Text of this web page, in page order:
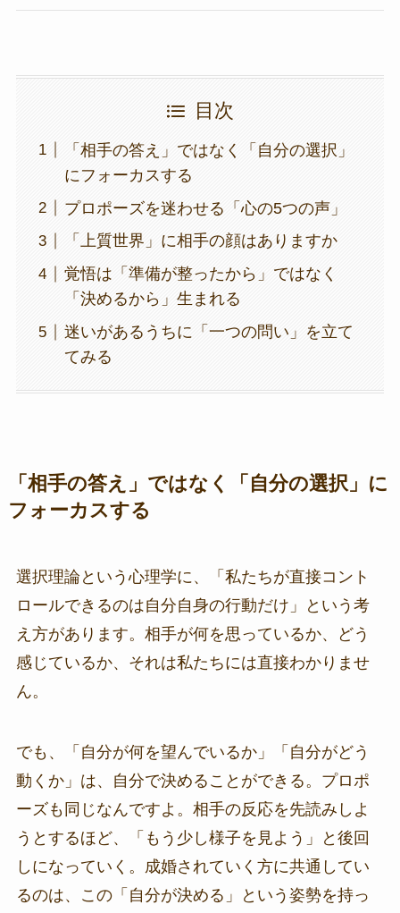
目次
「相手の答え」ではなく「自分の選択」
にフォーカスする
プロポーズを迷わせる「心の5つの声」
「上質世界」に相手の顔はありますか
覚悟は「準備が整ったから」ではなく
「決めるから」生まれる
迷いがあるうちに「一つの問い」を立て
てみる
「相手の答え」ではなく「自分の選択」に
フォーカスする
選択理論という心理学に、「私たちが直接コント
ロールできるのは自分自身の行動だけ」という考
え方があります。相手が何を思っているか、どう
感じているか、それは私たちには直接わかりませ
ん。
でも、「自分が何を望んでいるか」「自分がどう
動くか」は、自分で決めることができる。プロポ
ーズも同じなんですよ。相手の反応を先読みしよ
うとするほど、「もう少し様子を見よう」と後回
しになっていく。成婚されていく方に共通してい
るのは、この「自分が決める」という姿勢を持っ